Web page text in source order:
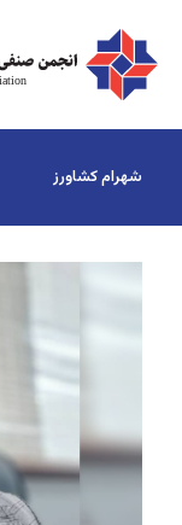
شهرام کشاورز